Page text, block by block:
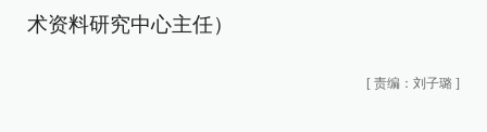
术资料研究中心主任）
[ 责编：刘子璐 ]